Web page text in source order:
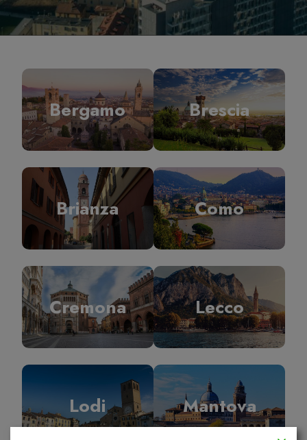
Bergamo Brescia
Brianza Como
Cremona Lecco
Lodi Mantova